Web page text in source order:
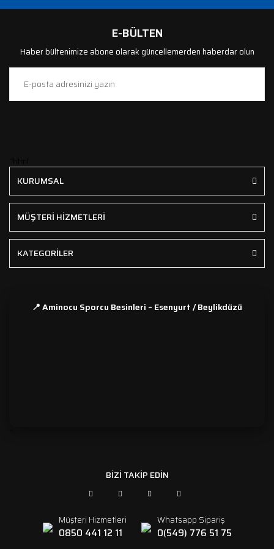
E-BÜLTEN
Haber bültenimize abone olarak güncellemerden haberdar olun
KURUMSAL
MÜŞTERİ HİZMETLERİ
KATEGORİLER
📍 Aminocu Sporcu Besinleri – Esenyurt / Beylikdüzü
BİZİ TAKİP EDİN
Müşteri Hizmetleri
0850 441 12 11
Whatsapp Sipariş
0(549) 776 51 75